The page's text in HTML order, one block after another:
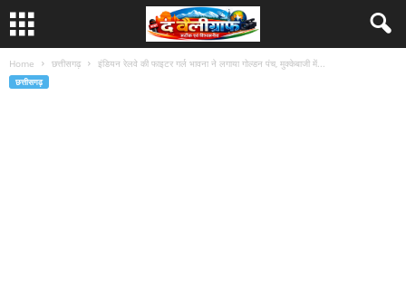
Home छत्तीसगढ़ इंडियन रेलवे की फाइटर गर्ल भावना ने लगाया गोल्डन पंच, मुक्केबाजी में...
छत्तीसगढ़